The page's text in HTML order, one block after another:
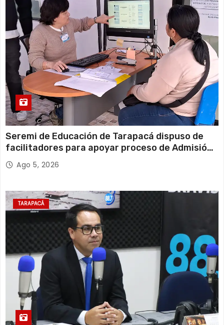
Seremi de Educación de Tarapacá dispuso de
facilitadores para apoyar proceso de Admisión
Escolar 2027
Ago 5, 2026
TARAPACÁ